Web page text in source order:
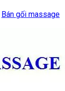
Bán gối massage